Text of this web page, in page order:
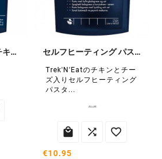
セルフヒーティングチキンマドラスミール セルフヒーティング パスタ ボロネーゼ
Trek'N'Eatのチキンとチー
ズ入りセルフヒーティング
パスタ...
  
€10.95